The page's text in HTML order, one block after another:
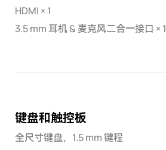
HDMI × 1
3.5 mm 耳机 & 麦克风二合一接口 × 1
键盘和触控板
全尺寸键盘，1.5 mm 键程